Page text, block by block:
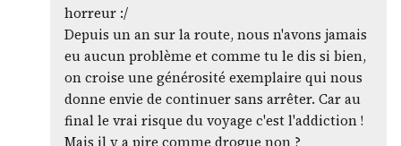
horreur :/
Depuis un an sur la route, nous n'avons jamais
eu aucun problème et comme tu le dis si bien,
on croise une générosité exemplaire qui nous
donne envie de continuer sans arrêter. Car au
final le vrai risque du voyage c'est l'addiction !
Mais il y a pire comme drogue non ?